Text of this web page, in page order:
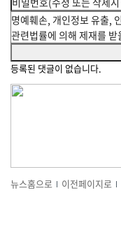
등록된 댓글이 없습니다.
뉴스홈으로 이전페이지로